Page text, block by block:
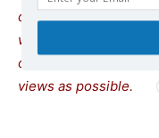
opinions. Sometimes
we totally disagree,
our readers to be
views as possible.